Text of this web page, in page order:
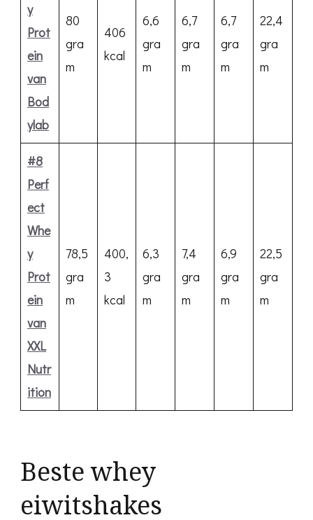
y
Prot
ein
van
Bod
ylab
80
gra
m
406
kcal
6,6
gra
m
6,7
gra
m
6,7
gra
m
22,4
gra
m
#8
Perf
ect
Whe
y
Prot
ein
van
XXL
Nutr
ition
78,5
gra
m
400,
3
kcal
6,3
gra
m
7,4
gra
m
6,9
gra
m
22,5
gra
m
Beste whey
eiwitshakes